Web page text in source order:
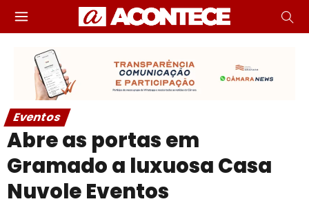
Eventos
Abre as portas em
Gramado a luxuosa Casa
Nuvole Eventos